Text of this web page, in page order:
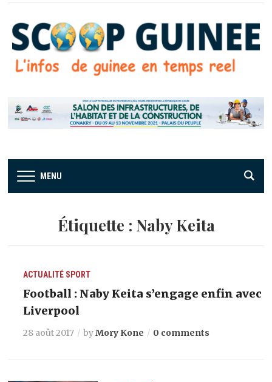
MENU
Étiquette : Naby Keita
ACTUALITÉ SPORT
Football : Naby Keita s’engage enfin avec
Liverpool
28 août 2017 byMory Kone 0 comments